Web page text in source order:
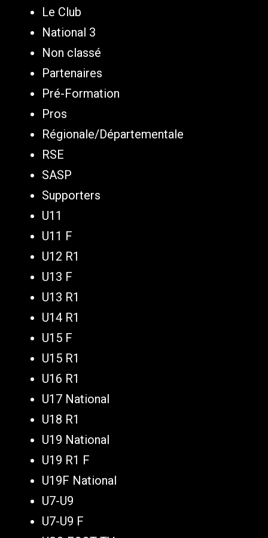
Le Club
National 3
Non classé
Partenaires
Pré-Formation
Pros
Régionale/Départementale
RSE
SASP
Supporters
U11
U11 F
U12 R1
U13 F
U13 R1
U14 R1
U15 F
U15 R1
U16 R1
U17 National
U18 R1
U19 National
U19 R1 F
U19F National
U7-U9
U7-U9 F